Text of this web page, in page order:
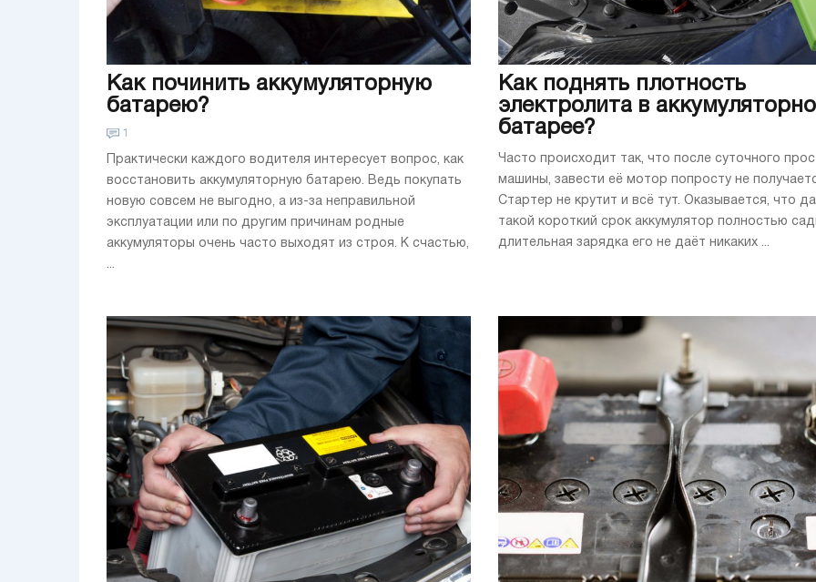
Как починить аккумуляторную
батарею?
Практически каждого водителя интересует вопрос, как
восстановить аккумуляторную батарею. Ведь покупать
новую совсем не выгодно, а из-за неправильной
эксплуатации или по другим причинам родные
аккумуляторы очень часто выходят из строя. К счастью,
...
Как поднять плотность
электролита в
батарее?
Часто происходит так, что после суточного
машины, завести её мотор попросту не
Стартер не крутит и всё тут. Оказывается, что
такой короткий срок аккумулятор полностью
длительная зарядка его не даёт никаких ...